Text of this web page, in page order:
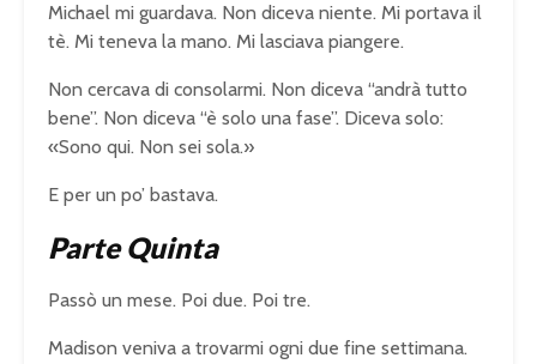
Michael mi guardava. Non diceva niente. Mi portava il
tè. Mi teneva la mano. Mi lasciava piangere.
Non cercava di consolarmi. Non diceva “andrà tutto
bene”. Non diceva “è solo una fase”. Diceva solo:
«Sono qui. Non sei sola.»
E per un po’ bastava.
Parte Quinta
Passò un mese. Poi due. Poi tre.
Madison veniva a trovarmi ogni due fine settimana.